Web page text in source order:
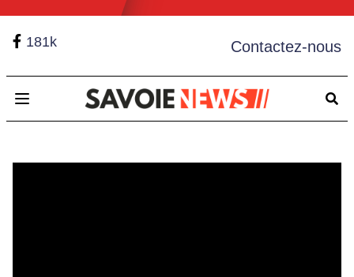
181k Contactez-nous
Open main menu